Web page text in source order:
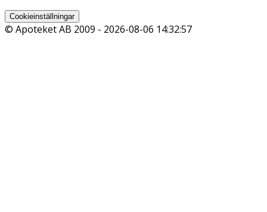
Cookieinställningar
© Apoteket AB 2009 - 2026-08-06 14:32:57